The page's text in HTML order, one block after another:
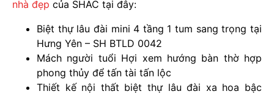
nhà đẹp của SHAC tại đây:
Biệt thự lâu đài mini 4 tầng 1 tum sang trọng tại
Hưng Yên – SH BTLD 0042
Mách người tuổi Hợi xem hướng bàn thờ hợp
phong thủy để tấn tài tấn lộc
Thiết kế nội thất biệt thự lâu đài xa hoa bậc